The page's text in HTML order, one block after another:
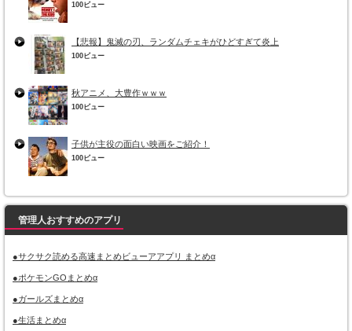
100ビュー
【悲報】鬼滅の刃、ランダムチェキがひどすぎて炎上
100ビュー
秋アニメ、大豊作ｗｗｗ
100ビュー
子供が主役の面白い映画をご紹介！
100ビュー
管理人おすすめのアプリ
●サクサク読める高速まとめビューアアプリ まとめα
●ポケモンGOまとめα
●ガールズまとめα
●生活まとめα